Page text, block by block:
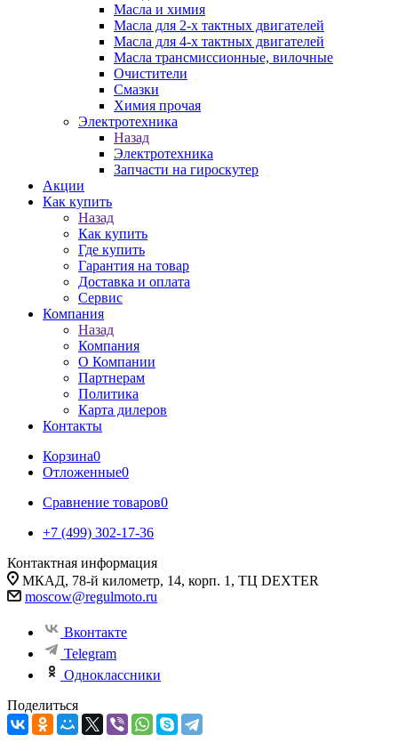
Масла и химия
Масла для 2-х тактных двигателей
Масла для 4-х тактных двигателей
Масла трансмиссионные, вилочные
Очистители
Смазки
Химия прочая
Электротехника
Назад
Электротехника
Запчасти на гироскутер
Акции
Как купить
Назад
Как купить
Где купить
Гарантия на товар
Доставка и оплата
Сервис
Компания
Назад
Компания
О Компании
Партнерам
Политика
Карта дилеров
Контакты
Корзина0
Отложенные0
Сравнение товаров0
+7 (499) 302-17-36
Контактная информация
МКАД, 78-й километр, 14, корп. 1, ТЦ DEXTER
moscow@regulmoto.ru
Вконтакте
Telegram
Одноклассники
Поделиться